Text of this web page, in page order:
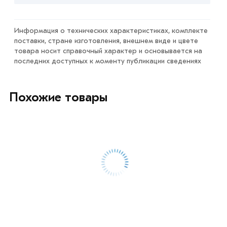
магазине МЕТАЛЛ-РС действительны в Москве и
области. Наши профессиональные менеджеры
обработают заказ и свяжутся с Вами для согласования
условий доставки или самовывоза.
соответствует всем стандартам качества. Возврат
Информация о технических характеристиках, комплекте
поставки, стране изготовления, внешнем виде и цвете
товара носит справочный характер и основывается на
последних доступных к моменту публикации сведениях
Похожие товары